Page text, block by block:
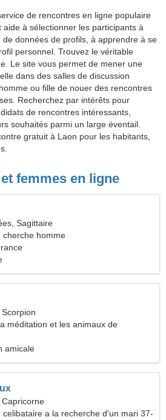
de rencontres en ligne populaire
à sélectionner les participants à
données de profils, à apprendre à se
personnel. Trouvez le véritable
Le site vous permet de mener une
dans des salles de discussion
ou fille de nouer des rencontres
Recherchez par intérêts pour
de rencontres intéressants,
souhaités parmi un large éventail.
gratuit à Laon pour les habitants,
femmes en ligne
Sagittaire
cherche homme
méditation et les animaux de
amicale
celibataire a la recherche d'un mari 37-